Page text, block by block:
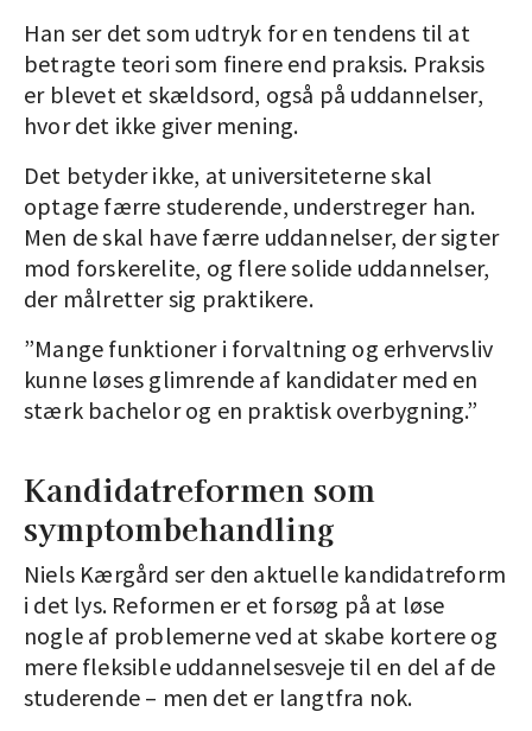
Han ser det som udtryk for en tendens til at
betragte teori som finere end praksis. Praksis
er blevet et skældsord, også på uddannelser,
hvor det ikke giver mening.
Det betyder ikke, at universiteterne skal
optage færre studerende, understreger han.
Men de skal have færre uddannelser, der sigter
mod forskerelite, og flere solide uddannelser,
der målretter sig praktikere.
”Mange funktioner i forvaltning og erhvervsliv
kunne løses glimrende af kandidater med en
stærk bachelor og en praktisk overbygning.”
Kandidatreformen som
symptombehandling
Niels Kærgård ser den aktuelle kandidatreform
i det lys. Reformen er et forsøg på at løse
nogle af problemerne ved at skabe kortere og
mere fleksible uddannelsesveje til en del af de
studerende – men det er langtfra nok.